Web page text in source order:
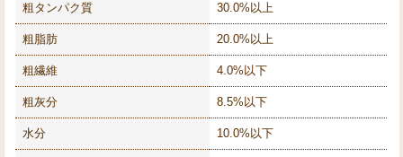
粗タンパク質 30.0%以上
粗脂肪 20.0%以上
粗繊維 4.0%以下
粗灰分 8.5%以下
水分 10.0%以下